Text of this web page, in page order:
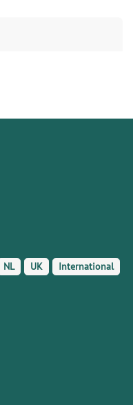
NL UK International